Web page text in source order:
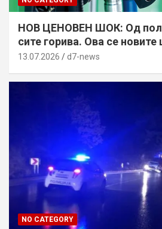
НОВ ЦЕНОВЕН ШОК: Од
сите горива. Ова се новите
13.07.2026 d7-news
NO CATEGORY